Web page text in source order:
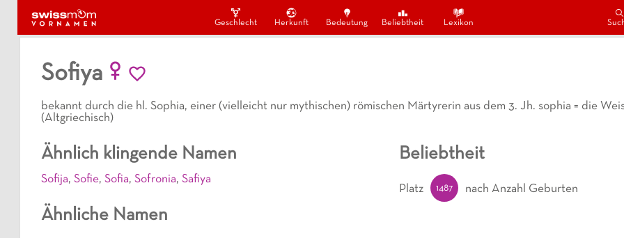
Geschlecht Herkunft Bedeutung Beliebtheit Lexikon
Sofiya
bekannt durch die hl. Sophia, einer (vielleicht nur mythischen) römischen Märtyrerin aus dem 3. Jh. sophia = die
(Altgriechisch)
Ähnlich klingende Namen
Sofija, Sofie, Sofia, Sofronia, Safiya
Ähnliche Namen
Beliebtheit
Platz 1487 nach Anzahl Geburten